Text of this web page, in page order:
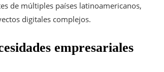
de múltiples países latinoamericanos,
digitales complejos.
empresariales